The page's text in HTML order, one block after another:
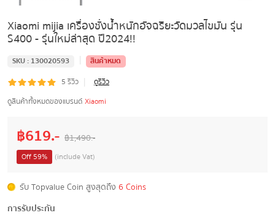
Xiaomi mijia เครื่องชั่งน้ำหนักอัจฉริยะวัดมวลไขมัน รุ่น
S400 - รุ่นใหม่ล่าสุด ปี2024!!
SKU : 130020593 |
สินค้าหมด
5 รีวิว |
ดูรีวิว
ดูสินค้าทั้งหมดของแบรนด์ Xiaomi
฿619.- ฿1,490.-
Off59% (include Vat)
รับ Topvalue Coin สูงสุดถึง 6 Coins
การรับประกัน